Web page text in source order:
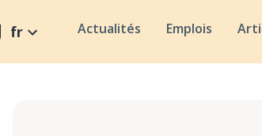
fr Actualités Emplois